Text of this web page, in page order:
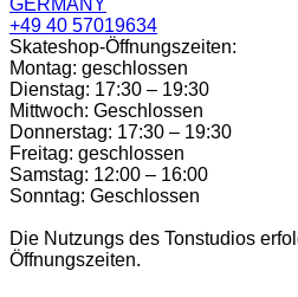
GERMANY
+49 40 57019634
Skateshop-Öffnungszeiten:
Montag: geschlossen
Dienstag: 17:30 – 19:30
Mittwoch: Geschlossen
Donnerstag: 17:30 – 19:30
Freitag: geschlossen
Samstag: 12:00 – 16:00
Sonntag: Geschlossen
Die Nutzungs des Tonstudios
Öffnungszeiten.